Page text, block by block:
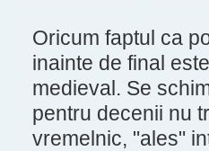
Oricum faptul ca
inainte de final
medieval. Se
pentru decenii nu
vremelnic, "ales"